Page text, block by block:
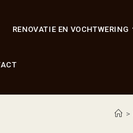
RENOVATIE EN VOCHTWERING
>